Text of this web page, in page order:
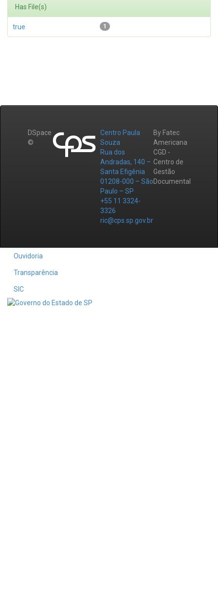
Has File(s)
1
true
DSpace
©
Centro Paula
Souza
Rua dos
Andradas, 140 –
Santa Efigênia
01208-000 – São
Paulo – SP
+55 11 3324-
3326
ric@cps.sp.gov.br
By Fatec
Americana
CGD -
Centro de
Gestão
Documental
Ouvidoria
Transparência
SIC